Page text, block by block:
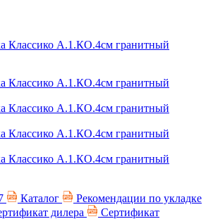
Каталог
Рекомендации по укладке
дилера Сертификат